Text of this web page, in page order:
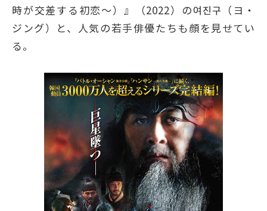
時が交差する初恋〜）』（2022）の여진구（ヨ・
ジング）と、人気の若手俳優たちも顔を見せてい
る。